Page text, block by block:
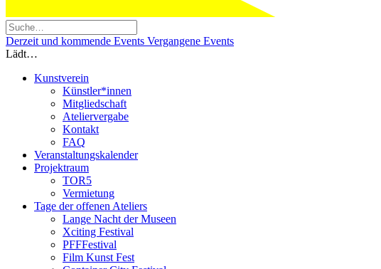
Derzeit und kommende Events Vergangene Events
Lädt…
Kunstverein
Künstler*innen
Mitgliedschaft
Ateliervergabe
Kontakt
FAQ
Veranstaltungskalender
Projektraum
TOR5
Vermietung
Tage der offenen Ateliers
Lange Nacht der Museen
Xciting Festival
PFFFestival
Film Kunst Fest